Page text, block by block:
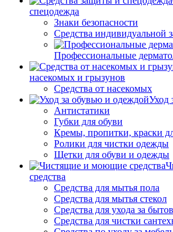
спецодежда
Знаки безопасности
Средства индивидуальной
Профессиональные
насекомых и грызунов
Средства от насекомых
Уход
Антистатики
Губки для обуви
Кремы, пропитки, краски
Ролики для чистки одежды
Щетки для обуви и одежды
средства
Средства для мытья пола
Средства для мытья стекол
Средства для ухода за
Средства для чистки